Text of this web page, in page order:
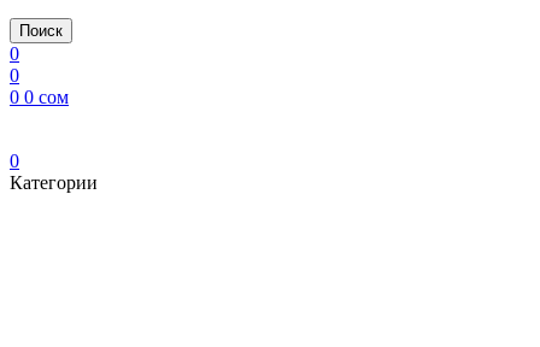
Поиск
0
0
0 0 сом
0
Категории